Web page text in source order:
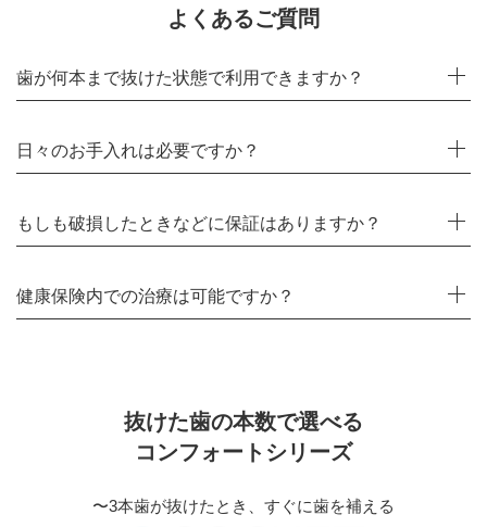
よくあるご質問
歯が何本まで抜けた状態で利用できますか？
日々のお手入れは必要ですか？
もしも破損したときなどに保証はありますか？
健康保険内での治療は可能ですか？
抜けた歯の本数で選べる
コンフォートシリーズ
〜3本歯が抜けたとき、すぐに歯を補える